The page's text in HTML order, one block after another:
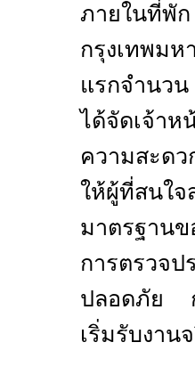
ภายในที่
กรุงเทพม
แรกจำนว
ได้จัดเจ้า
ความสะด
ให้ผู้ที่สนใจ
มาตรฐานข
การตรวจ
ปลอดภัย ก่
เริ่มรับงาน